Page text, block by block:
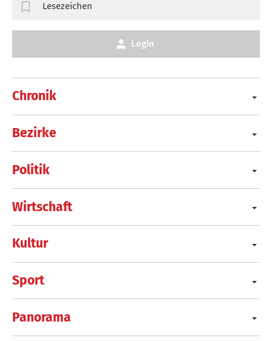
Chronik
Bezirke
Politik
Wirtschaft
Kultur
Sport
Panorama
Lesezeichen
Login